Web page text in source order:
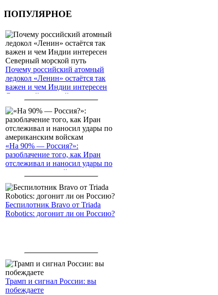
ПОПУЛЯРНОЕ
Почему российский атомный
ледокол «Ленин» остаётся так
важен и чем Индии интересен
Северный морской путь
«На 90% — Россия?»:
разоблачение того, как Иран
отслеживал и наносил удары по
американским войскам
Беспилотник Bravo от Triada
Robotics: догонит ли он Россию?
Трамп и сигнал России: вы
побеждаете